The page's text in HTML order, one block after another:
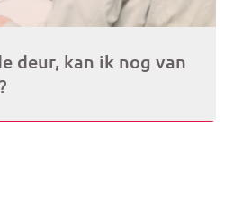
deur, kan ik nog van